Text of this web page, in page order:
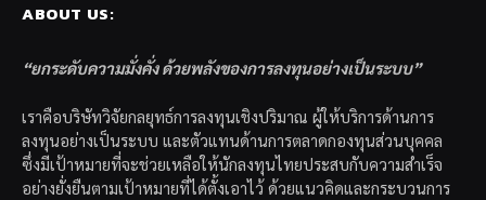
ABOUT US:
“ยกระดับความมั่งคั่ง ด้วยพลังของการลงทุนอย่างเป็นระบบ”
เราคือบริษัทวิจัยกลยุทธ์การลงทุนเชิงปริมาณ ผู้ให้บริการด้านการ
ลงทุนอย่างเป็นระบบ และตัวแทนด้านการตลาดกองทุนส่วนบุคคล
ซึ่งมีเป้าหมายที่จะช่วยเหลือให้นักลงทุนไทยประสบกับความสำเร็จ
อย่างยั่งยืนตามเป้าหมายที่ได้ตั้งเอาไว้ ด้วยแนวคิดและกระบวนการ